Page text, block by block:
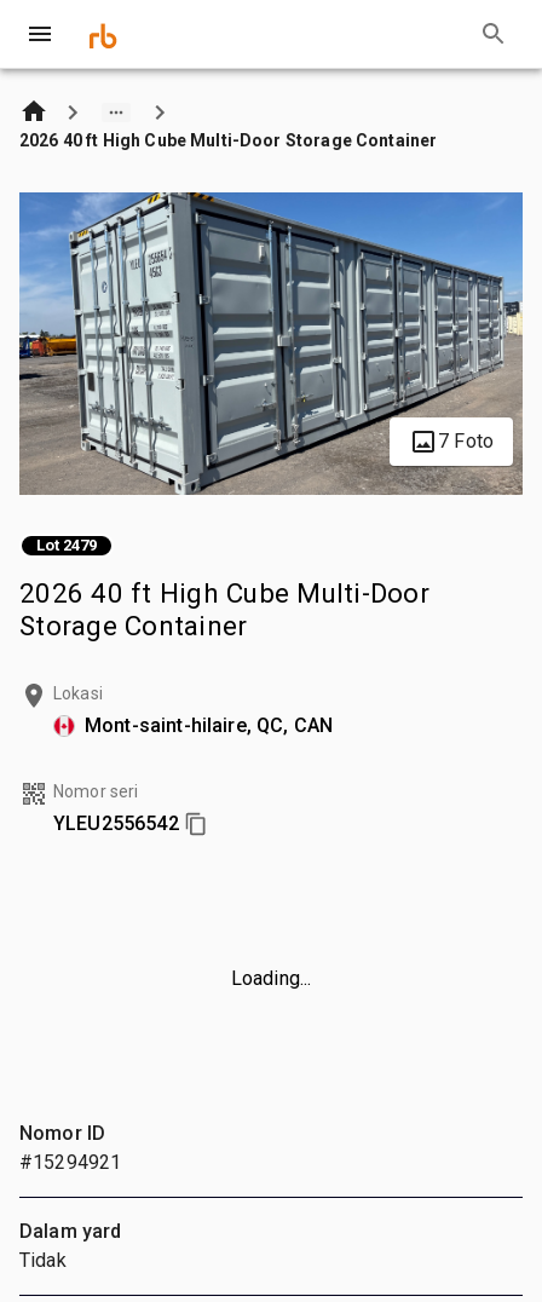
2026 40 ft High Cube Multi-Door Storage Container
7 Foto
Lot 2479
2026 40 ft High Cube Multi-Door
Storage Container
Lokasi
Mont-saint-hilaire, QC, CAN
Nomor seri
YLEU2556542
Loading...
Nomor ID
#15294921
Dalam yard
Tidak